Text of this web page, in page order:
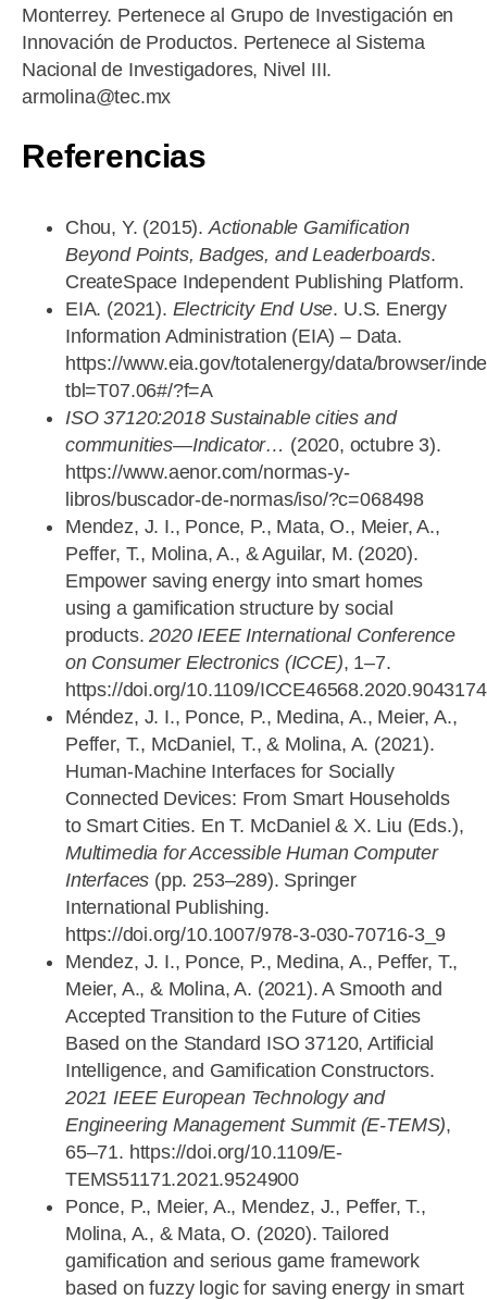
Monterrey. Pertenece al Grupo de Investigación en
Innovación de Productos. Pertenece al Sistema
Nacional de Investigadores, Nivel III.
armolina@tec.mx
Referencias
Chou, Y. (2015).Actionable Gamification
Beyond Points, Badges, and Leaderboards.
CreateSpace Independent Publishing Platform.
EIA. (2021). Electricity End Use. U.S. Energy
Information Administration (EIA) – Data.
https://www.eia.gov/totalenergy/data/browser/
tbl=T07.06#/?f=A
ISO 37120:2018 Sustainable cities and
communities—Indicator… (2020, octubre 3).
https://www.aenor.com/normas-y-
libros/buscador-de-normas/iso/?c=068498
Mendez, J. I., Ponce, P., Mata, O., Meier, A.,
Peffer, T., Molina, A., & Aguilar, M. (2020).
Empower saving energy into smart homes
using a gamification structure by social
products.2020 IEEE International Conference
on Consumer Electronics (ICCE), 1–7.
https://doi.org/10.1109/ICCE46568.2020.9043174
Méndez, J. I., Ponce, P., Medina, A., Meier, A.,
Peffer, T., McDaniel, T., & Molina, A. (2021).
Human-Machine Interfaces for Socially
Connected Devices: From Smart Households
to Smart Cities. En T. McDaniel & X. Liu (Eds.),
Multimedia for Accessible Human Computer
Interfaces (pp. 253–289). Springer
International Publishing.
https://doi.org/10.1007/978-3-030-70716-3_9
Mendez, J. I., Ponce, P., Medina, A., Peffer, T.,
Meier, A., & Molina, A. (2021). A Smooth and
Accepted Transition to the Future of Cities
Based on the Standard ISO 37120, Artificial
Intelligence, and Gamification Constructors.
2021 IEEE European Technology and
Engineering Management Summit (E-TEMS),
65–71. https://doi.org/10.1109/E-
TEMS51171.2021.9524900
Ponce, P., Meier, A., Mendez, J., Peffer, T.,
Molina, A., & Mata, O. (2020). Tailored
gamification and serious game framework
based on fuzzy logic for saving energy in smart